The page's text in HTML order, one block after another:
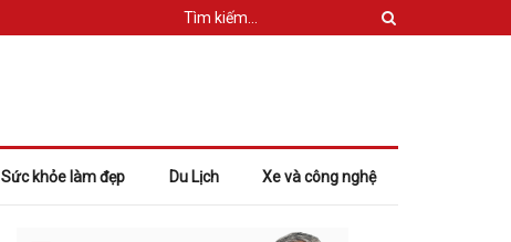
Sức khỏe làm đẹp Du Lịch Xe và công nghệ